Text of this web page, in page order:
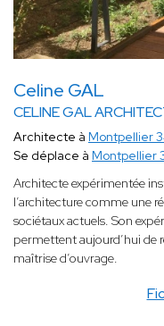
Celine GAL
CELINE GAL
Architecte à Montpellier
Se déplace à Montpellier
Architecte expérimentée
l’architecture comme une
sociétaux actuels. Son
permettent aujourd’hui de
maîtrise d’ouvrage.